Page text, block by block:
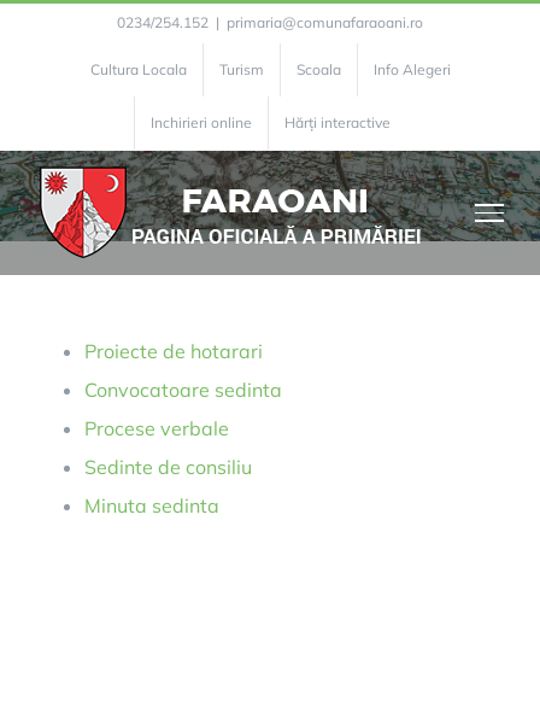
0234/254.152 | primaria@comunafaraoani.ro
Cultura Locala Turism Scoala Info Alegeri
Inchirieri online Hărți interactive
Hotarari
Proiecte de hotarari
Convocatoare sedinta
Procese verbale
Sedinte de consiliu
Minuta sedinta